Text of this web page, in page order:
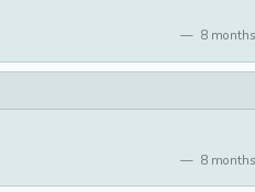
8
8